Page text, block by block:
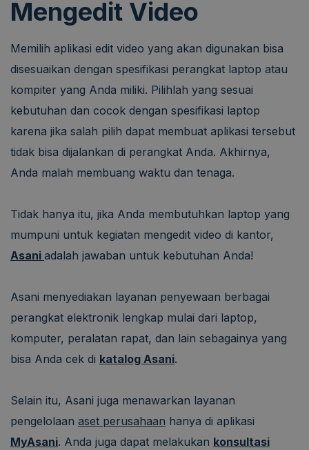
Mengedit Video
Memilih aplikasi edit video yang akan digunakan bisa
disesuaikan dengan spesifikasi perangkat laptop atau
kompiter yang Anda miliki. Pilihlah yang sesuai
kebutuhan dan cocok dengan spesifikasi laptop
karena jika salah pilih dapat membuat aplikasi tersebut
tidak bisa dijalankan di perangkat Anda. Akhirnya,
Anda malah membuang waktu dan tenaga.
Tidak hanya itu, jika Anda membutuhkan laptop yang
mumpuni untuk kegiatan mengedit video di kantor,
Asani adalah jawaban untuk kebutuhan Anda!
Asani menyediakan layanan penyewaan berbagai
perangkat elektronik lengkap mulai dari laptop,
komputer, peralatan rapat, dan lain sebagainya yang
bisa Anda cek di katalog Asani.
Selain itu, Asani juga menawarkan layanan
pengelolaan aset perusahaan hanya di aplikasi
MyAsani. Anda juga dapat melakukan konsultasi